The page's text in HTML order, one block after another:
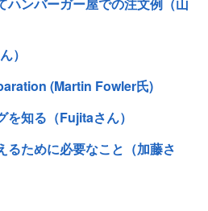
）
(Martin Fowler氏)
を知る（Fujitaさん）
るために必要なこと（加藤さ